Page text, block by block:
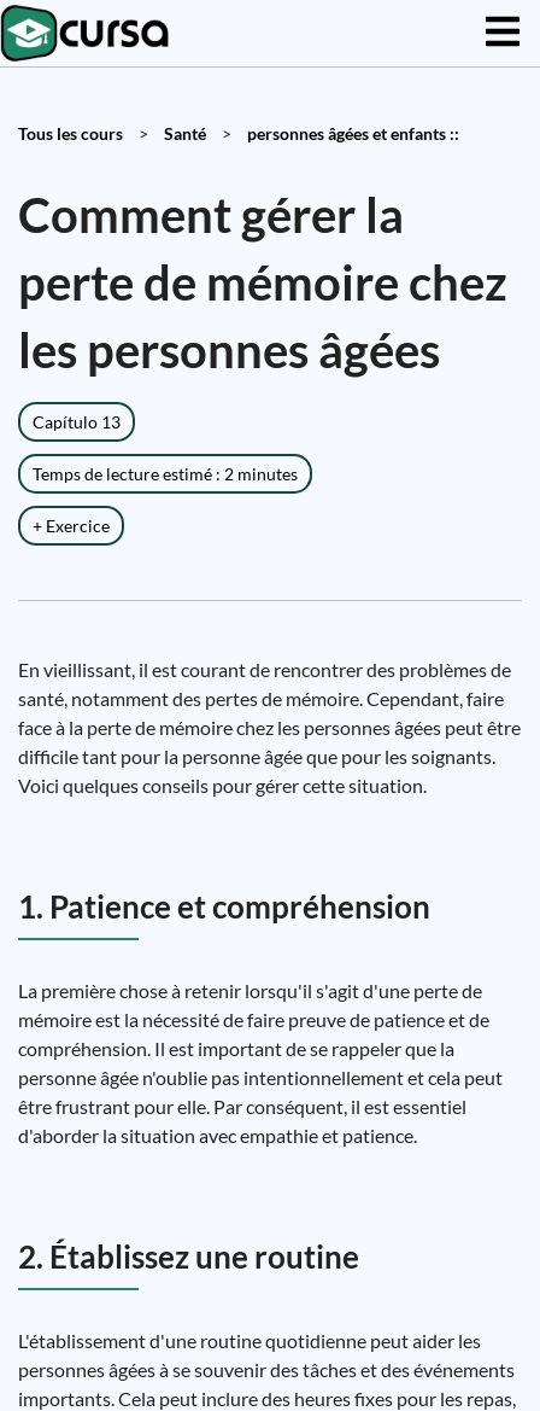
Tous les cours > Santé > personnes âgées et enfants ::
Comment gérer la
perte de mémoire chez
les personnes âgées
Capítulo 13
Temps de lecture estimé : 2 minutes
+ Exercice
En vieillissant, il est courant de rencontrer des problèmes de
santé, notamment des pertes de mémoire. Cependant, faire
face à la perte de mémoire chez les personnes âgées peut être
difficile tant pour la personne âgée que pour les soignants.
Voici quelques conseils pour gérer cette situation.
1. Patience et compréhension
La première chose à retenir lorsqu'il s'agit d'une perte de
mémoire est la nécessité de faire preuve de patience et de
compréhension. Il est important de se rappeler que la
personne âgée n'oublie pas intentionnellement et cela peut
être frustrant pour elle. Par conséquent, il est essentiel
d'aborder la situation avec empathie et patience.
2. Établissez une routine
L'établissement d'une routine quotidienne peut aider les
personnes âgées à se souvenir des tâches et des événements
importants. Cela peut inclure des heures fixes pour les repas,